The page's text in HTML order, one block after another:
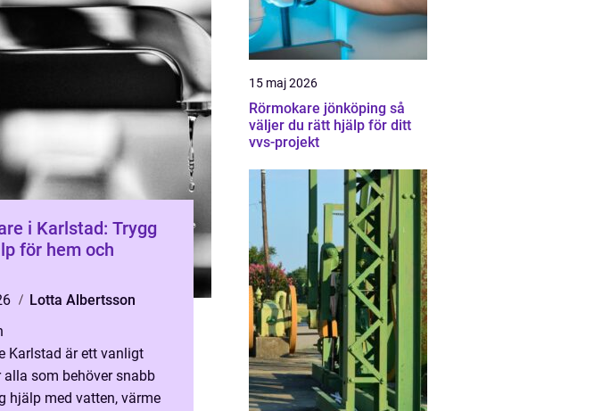
i Karlstad: Trygg
för hem och
Lotta Albertsson
Karlstad är ett vanligt
som behöver snabb
hjälp med vatten, värme
15 maj 2026
Rörmokare jönköping så
väljer du rätt hjälp för ditt
vvs-projekt